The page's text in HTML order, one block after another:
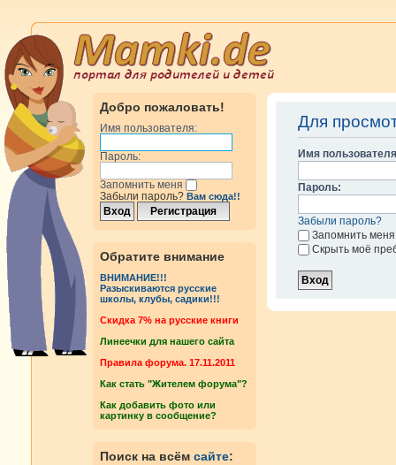
Добро пожаловать!
Имя пользователя:
Пароль:
Запомнить меня
Забыли пароль? Вам сюда!!
Обратите внимание
ВНИМАНИЕ!!!
Разыскиваются русские
школы, клубы, садики!!!
Cкидка 7% на русские книги
Линеечки для нашего сайта
Правила форума. 17.11.2011
Как стать "Жителем форума"?
Как добавить фото или
картинку в сообщение?
Поиск на всём сайте:
Для
Имя
Пароль:
Забыли пароль?
Запомнить меня
Скрыть моё